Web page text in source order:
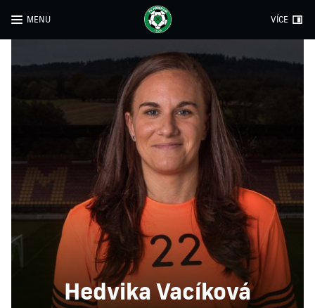
MENU VÍCE
Hedvika Vacíková